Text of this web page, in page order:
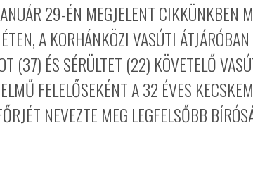
29-ÉN MEGJELENT CIKKÜNKBEN
A KORHÁNKÖZI VASÚTI
(37) ÉS SÉRÜLTET (22) KÖVETELŐ
FELELŐSEKÉNT A 32 ÉVES
NEVEZTE MEG LEGFELSŐBB